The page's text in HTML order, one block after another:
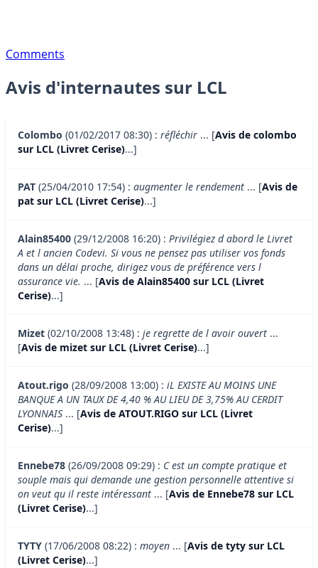
Comments
Avis d'internautes sur LCL
Colombo (01/02/2017 08:30) : réfléchir ... [Avis de colombo
sur LCL (Livret Cerise)...]
PAT (25/04/2010 17:54) : augmenter le rendement ... [Avis de
pat sur LCL (Livret Cerise)...]
Alain85400 (29/12/2008 16:20) : Privilégiez d abord le Livret
A et l ancien Codevi. Si vous ne pensez pas utiliser vos fonds
dans un délai proche, dirigez vous de préférence vers l
assurance vie. ... [Avis de Alain85400 sur LCL (Livret
Cerise)...]
Mizet (02/10/2008 13:48) : je regrette de l avoir ouvert ...
[Avis de mizet sur LCL (Livret Cerise)...]
Atout.rigo (28/09/2008 13:00) : iL EXISTE AU MOINS UNE
BANQUE A UN TAUX DE 4,40 % AU LIEU DE 3,75% AU CERDIT
LYONNAIS ... [Avis de ATOUT.RIGO sur LCL (Livret
Cerise)...]
Ennebe78 (26/09/2008 09:29) : C est un compte pratique et
souple mais qui demande une gestion personnelle attentive si
on veut qu il reste intéressant ... [Avis de Ennebe78 sur LCL
(Livret Cerise)...]
TYTY (17/06/2008 08:22) : moyen ... [Avis de tyty sur LCL
(Livret Cerise)...]